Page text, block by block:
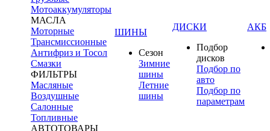
Мотоаккумуляторы
МАСЛА
Моторные
Трансмиссионные
Антифриз и Тосол
Смазки
ФИЛЬТРЫ
Масляные
Воздушные
Салонные
Топливные
АВТОТОВАРЫ
ШИНЫ
Сезон
Зимние
шины
Летние
шины
ДИСКИ
Подбор
дисков
Подбор по
авто
Подбор по
параметрам
АКБ